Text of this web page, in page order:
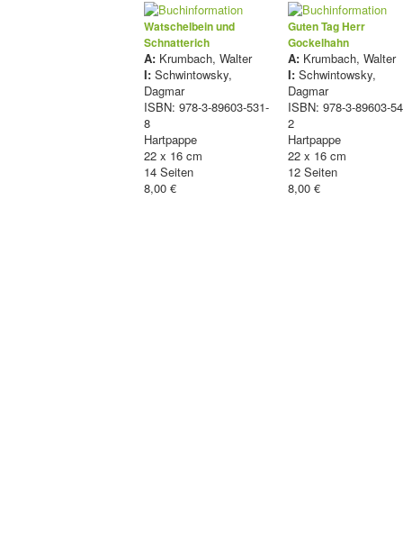
Watschelbein und
Schnatterich
A: Krumbach, Walter
I: Schwintowsky,
Dagmar
ISBN: 978-3-89603-531-
8
Hartpappe
22 x 16 cm
14 Seiten
8,00 €
Guten Tag Herr
Gockelhahn
A: Krumbach, Walter
I: Schwintowsky,
Dagmar
ISBN: 978-3-89603-
2
Hartpappe
22 x 16 cm
12 Seiten
8,00 €